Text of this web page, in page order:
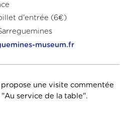
d'entrée (6€)
museum.fr
une visite commentée
service de la table".